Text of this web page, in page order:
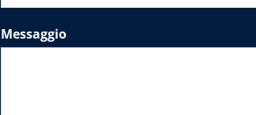
Messaggio